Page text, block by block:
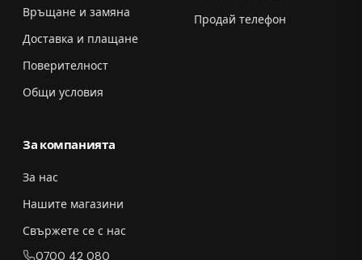
Връщане и замяна
Доставка и плащане
Поверителност
Общи условия
Продай телефон
За компанията
За нас
Нашите магазини
Свържете се с нас
0700 42 080